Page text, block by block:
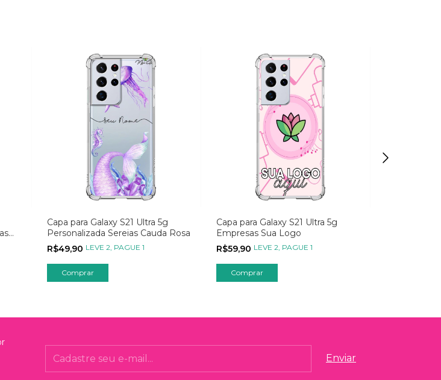
Capa para Galaxy S21 Ultra 5g
Personalizada Sereias Cauda Rosa
R$49,90 LEVE 2, PAGUE 1
Capa para Galaxy S21 Ultra 5g
Empresas Sua Logo
R$59,90 LEVE 2, PAGUE 1